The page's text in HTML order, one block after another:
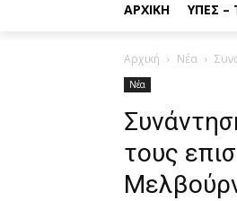
ΑΡΧΙΚΉ ΥΠΕΣ –
Αρχική Νέα
Νέα
τους